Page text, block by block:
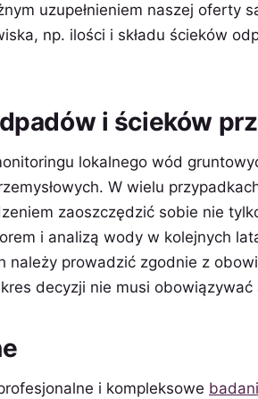
uzupełnieniem naszej oferty
np. ilości i składu ścieków
i ścieków
lokalnego wód
W wielu
zaoszczędzić sobie nie
i analizą wody w kolejnych
należy prowadzić zgodnie z
decyzji nie musi
i kompleksowe